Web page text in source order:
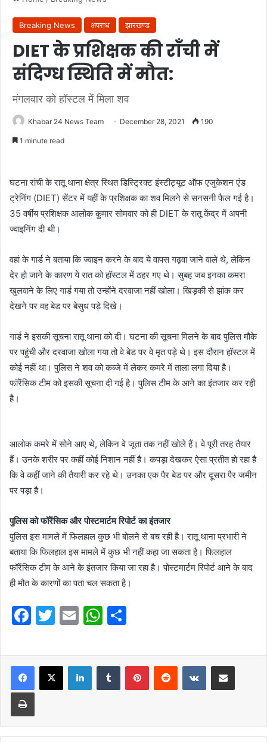
Breaking News अपराध झारखण्ड
DIET के प्रशिक्षक की राँची में
संदिग्ध स्थिति में मौत:
मंगलवार को हॉस्टल में मिला शव
Khabar 24 News Team December 28, 2021 190
1 minute read
घटना रांची के रातू थाना क्षेत्र स्थित डिस्ट्रिक्ट इंस्टीट्यूट ऑफ एजुकेशन एंड
ट्रेनिंग (DIET) सेंटर में यहीं के प्रशिक्षक का शव मिलने से सनसनी फैल गई है।
35 वर्षीय प्रशिक्षक आलोक कुमार सोमवार को ही DIET के रातू केंद्र में अपनी
ज्वाइनिंग दी थी।
वहां के गार्ड ने बताया कि ज्वाइन करने के बाद ये वापस गढ़वा जाने वाले थे, लेकिन
देर हो जाने के कारण ये रात को हॉस्टल में ठहर गए थे। सुबह जब इनका कमरा
खुलवाने के लिए गार्ड गया तो उन्होंने दरवाजा नहीं खोला। खिड़की से झांक कर
देखने पर वह बेड पर बेसुध पड़े दिखे।
गार्ड ने इसकी सूचना रातू थाना को दी। घटना की सूचना मिलने के बाद पुलिस मौके
पर पहुंची और दरवाजा खोला गया तो वे बेड पर वे मृत पड़े थे। इस दौरान हॉस्टल में
कोई नहीं था। पुलिस ने शव को कब्जे में लेकर कमरे में ताला लगा दिया है।
फॉरेंसिक टीम को इसकी सूचना दी गई है। पुलिस टीम के आने का इंतजार कर रही
है।
आलोक कमरे में सोने आए थे, लेकिन वे जूता तक नहीं खोले हैं। वे पूरी तरह तैयार
हैं। उनके शरीर पर कहीं कोई निशान नहीं है। कपड़ा देखकर ऐसा प्रतीत हो रहा है
कि वे कहीं जाने की तैयारी कर रहे थे। उनका एक पैर बेड पर और दूसरा पैर जमीन
पर पड़ा है।
पुलिस को फॉरेंसिक और पोस्टमार्टम रिपोर्ट का इंतजार
पुलिस इस मामले में फिलहाल कुछ भी बोलने से बच रही है। रातू थाना प्रभारी ने
बताया कि फिलहाल इस मामले में कुछ भी नहीं कहा जा सकता है। फिलहाल
फॉरेंसिक टीम के आने के इंतजार किया जा रहा है। पोस्टमार्टम रिपोर्ट आने के बाद
ही मौत के कारणों का पता चल सकता है।
F
c
e
b
o
o
T
itt
er
E
ai
l
W
at
s
A
p
ar
e
LinkedInTumblr PinterestReddit VKontakteShare via Email
Print